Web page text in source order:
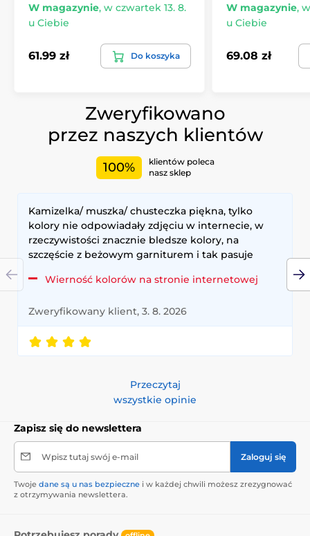
W magazynie, w czwartek 13. 8.
u Ciebie
61.99 zł Do koszyka
W magazynie,
u Ciebie
69.08 zł
Zweryfikowano
przez naszych klientów
100%
klientów poleca
nasz sklep
Kamizelka/ muszka/ chusteczka piękna, tylko
kolory nie odpowiadały zdjęciu w internecie, w
rzeczywistości znacznie bledsze kolory, na
szczęście z beżowym garniturem i tak pasuje
Wierność kolorów na stronie internetowej
Zweryfikowany klient, 3. 8. 2026
Przeczytaj
wszystkie opinie
Zapisz się do newslettera
Wpisz tutaj swój e-mail Zaloguj się
Twoje dane są u nas bezpieczne i w każdej chwili możesz zrezygnować
z otrzymywania newslettera.